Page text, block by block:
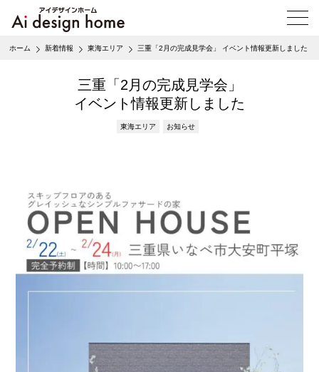
メ
ニ
ー
ホーム 新着情報 東海エリア 三重「2月の完成見学会」 イベント情報更新しました
三重「2月の完成見学会」
イベント情報更新しました
東海エリア お知らせ